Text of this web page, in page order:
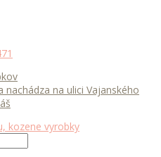
nachádza na ulici Vajanského